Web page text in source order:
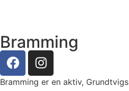
Bramming
Bramming er en aktiv,